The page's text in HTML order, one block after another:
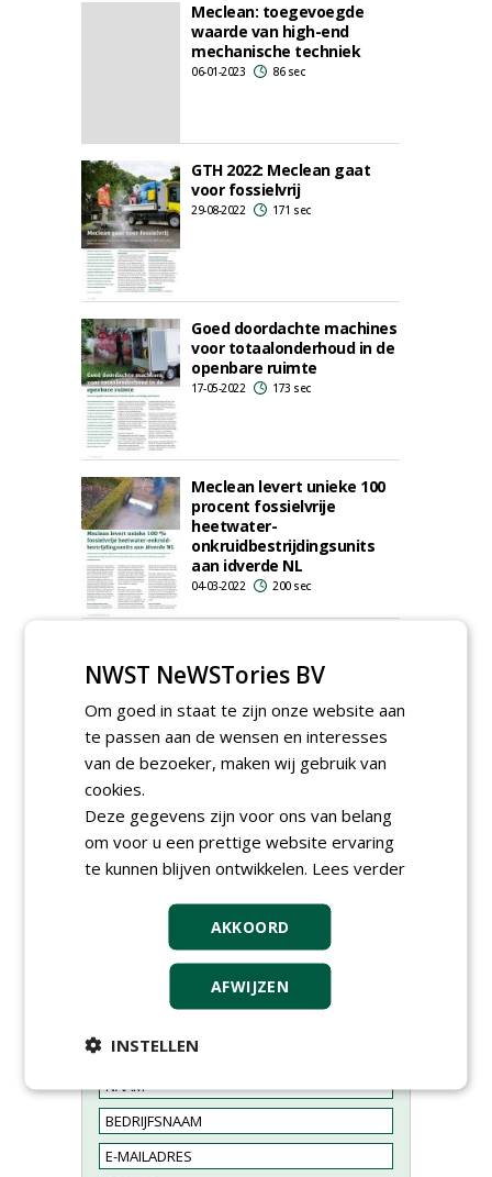
Meclean: toegevoegde
waarde van high-end
mechanische techniek
06-01-2023 86 sec
GTH 2022: Meclean gaat
voor fossielvrij
29-08-2022 171 sec
Goed doordachte machines
voor totaalonderhoud in de
openbare ruimte
17-05-2022 173 sec
Meclean levert unieke 100
procent fossielvrije
heetwater-
onkruidbestrijdingsunits
aan idverde NL
04-03-2022 200 sec
nieuwsbrief.
NWST NeWSTories BV
Om goed in staat te zijn onze website aan
te passen aan de wensen en interesses
van de bezoeker, maken wij gebruik van
cookies.
Deze gegevens zijn voor ons van belang
om voor u een prettige website ervaring
te kunnen blijven ontwikkelen. Lees verder
AKKOORD
AFWIJZEN
INSTELLEN